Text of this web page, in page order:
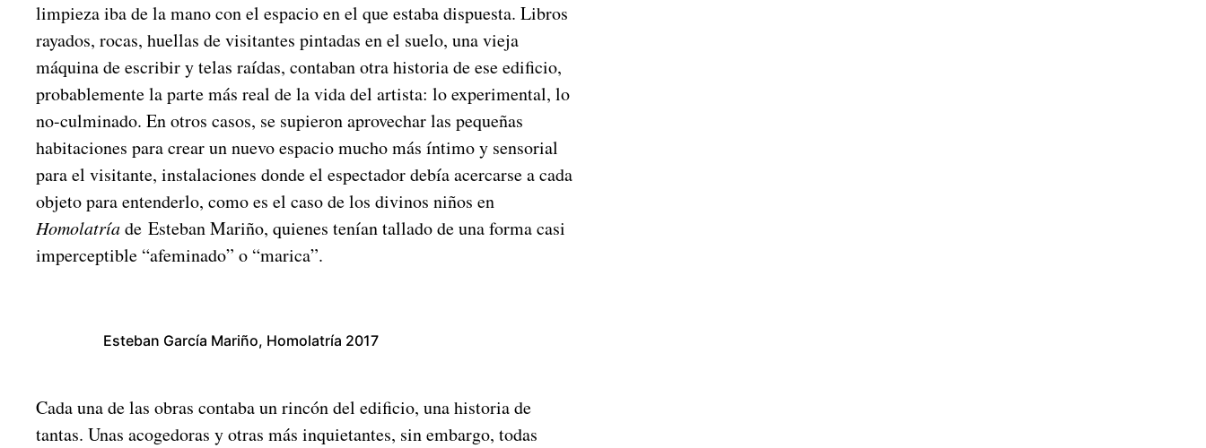
limpieza iba de la mano con el espacio en el que estaba dispuesta. Libros
rayados, rocas, huellas de visitantes pintadas en el suelo, una vieja
máquina de escribir y telas raídas, contaban otra historia de ese edificio,
probablemente la parte más real de la vida del artista: lo experimental, lo
no-culminado. En otros casos, se supieron aprovechar las pequeñas
habitaciones para crear un nuevo espacio mucho más íntimo y sensorial
para el visitante, instalaciones donde el espectador debía acercarse a cada
objeto para entenderlo, como es el caso de los divinos niños en
Homolatríade Esteban Mariño, quienes tenían tallado de una forma casi
imperceptible “afeminado” o “marica”.
Esteban García Mariño, Homolatría 2017
Cada una de las obras contaba un rincón del edificio, una historia de
tantas. Unas acogedoras y otras más inquietantes, sin embargo, todas